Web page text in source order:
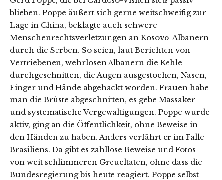
blieben. Poppe äußert sich gerne weitschweifig zur
Lage in China, beklagte auch schwere
Menschenrechtsverletzungen an Kosovo-Albanern
durch die Serben. So seien, laut Berichten von
Vertriebenen, wehrlosen Albanern die Kehle
durchgeschnitten, die Augen ausgestochen, Nasen,
Finger und Hände abgehackt worden. Frauen habe
man die Brüste abgeschnitten, es gebe Massaker
und systematische Vergewaltigungen. Poppe wurde
aktiv, ging an die Öffentlichkeit, ohne Beweise in
den Händen zu haben. Anders verfährt er im Falle
Brasiliens. Da gibt es zahllose Beweise und Fotos
von weit schlimmeren Greueltaten, ohne dass die
Bundesregierung bis heute reagiert. Poppe selbst